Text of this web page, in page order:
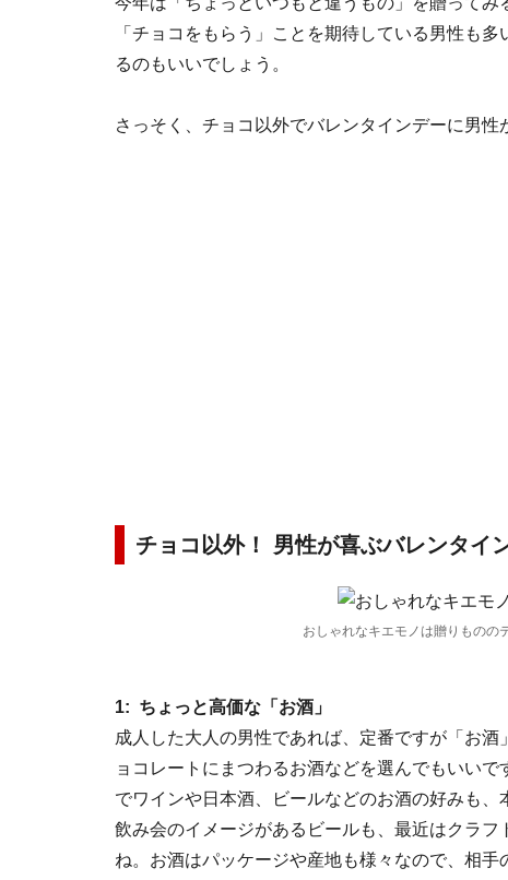
「チョコをもらう」ことを期待している男性も
るのもいいでしょう。
さっそく、チョコ以外でバレンタインデーに男性
チョコ以外！ 男性が喜ぶバレンタイ
おしゃれなキエモノは贈りものの
1: ちょっと高価な「お酒」
成人した大人の男性であれば、定番ですが「お
ョコレートにまつわるお酒などを選んでもいい
でワインや日本酒、ビールなどのお酒の好みも
飲み会のイメージがあるビールも、最近はクラ
ね。お酒はパッケージや産地も様々なので、相手